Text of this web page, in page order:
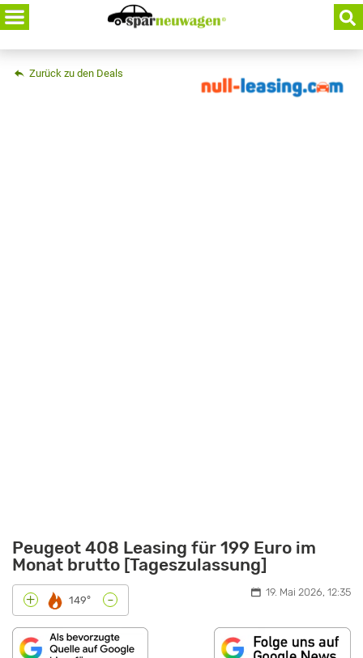
Skip
to
content
Zurück zu den Deals
Peugeot 408 Leasing für 199 Euro im
Monat brutto [Tageszulassung]
+ 149° - 19. Mai 2026, 12:35